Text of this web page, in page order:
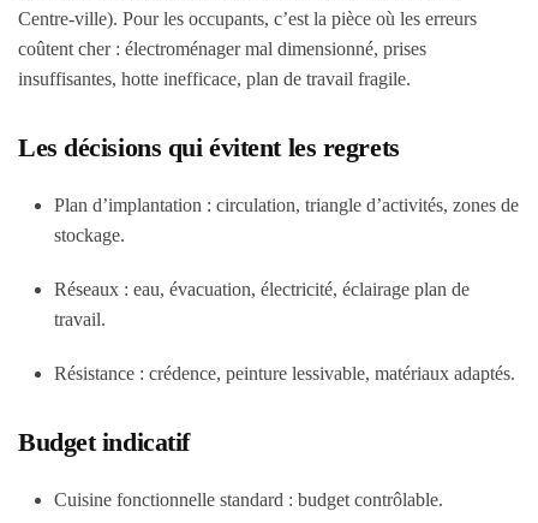
Centre-ville). Pour les occupants, c’est la pièce où les erreurs
coûtent cher : électroménager mal dimensionné, prises
insuffisantes, hotte inefficace, plan de travail fragile.
Les décisions qui évitent les regrets
Plan d’implantation : circulation, triangle d’activités, zones de
stockage.
Réseaux : eau, évacuation, électricité, éclairage plan de
travail.
Résistance : crédence, peinture lessivable, matériaux adaptés.
Budget indicatif
Cuisine fonctionnelle standard : budget contrôlable.